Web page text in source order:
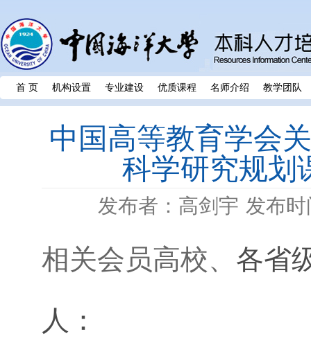
首 页 机构设置 专业建设 优质课程 名师介绍 教学团队
中国高等教育学会
科学研究规划
发布者：高剑宇 发布
相关会员高校、 各省
人：